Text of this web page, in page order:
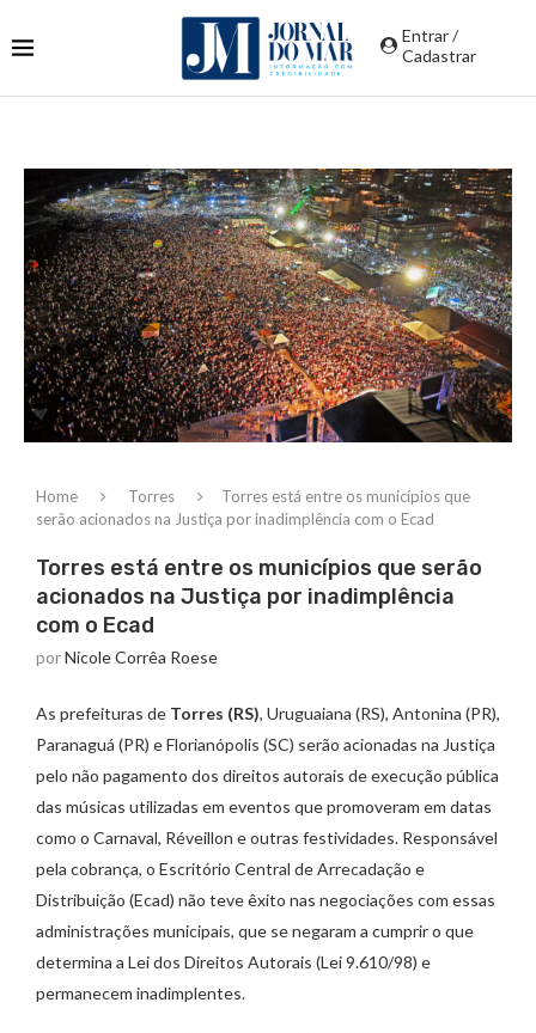
Entrar /
Cadastrar
Home Torres
Torres está entre os municípios que
serão acionados na Justiça por inadimplência com o Ecad
Torres está entre os municípios que serão
acionados na Justiça por inadimplência
com o Ecad
porNicole Corrêa Roese
As prefeituras de Torres (RS), Uruguaiana (RS), Antonina (PR),
Paranaguá (PR) e Florianópolis (SC) serão acionadas na Justiça
pelo não pagamento dos direitos autorais de execução pública
das músicas utilizadas em eventos que promoveram em datas
como o Carnaval, Réveillon e outras festividades. Responsável
pela cobrança, o Escritório Central de Arrecadação e
Distribuição (Ecad) não teve êxito nas negociações com essas
administrações municipais, que se negaram a cumprir o que
determina a Lei dos Direitos Autorais (Lei 9.610/98) e
permanecem inadimplentes.